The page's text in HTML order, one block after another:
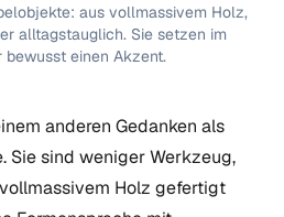
aus vollmassivem Holz,
alltagstauglich. Sie setzen im
bewusst einen Akzent.
anderen Gedanken als
Sie sind weniger Werkzeug,
Holz gefertigt